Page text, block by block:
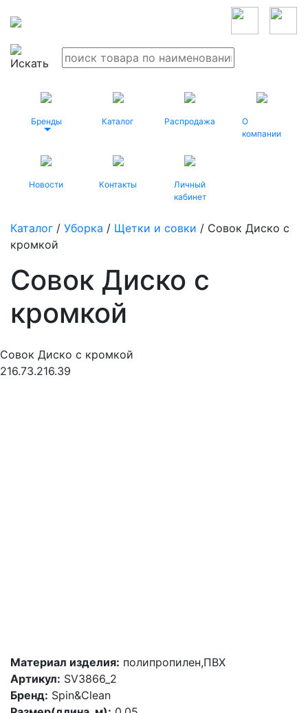
Бренды Каталог Распродажа
О
компании
Новости Контакты
Личный
кабинет
Каталог / Уборка / Щетки и совки / Совок Диско с
кромкой
Совок Диско с
кромкой
Совок Диско с кромкой
216.73.216.39
Материал изделия: полипропилен,ПВХ
Артикул: SV3866_2
Бренд: Spin&Clean